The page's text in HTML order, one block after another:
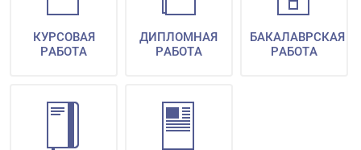
КУРСОВАЯ
РАБОТА
ДИПЛОМНАЯ
РАБОТА
БАКАЛАВРСКАЯ
РАБОТА